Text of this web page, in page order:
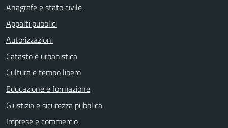
Anagrafe e stato civile
Appalti pubblici
Autorizzazioni
Catasto e urbanistica
Cultura e tempo libero
Educazione e formazione
Giustizia e sicurezza pubblica
Imprese e commercio